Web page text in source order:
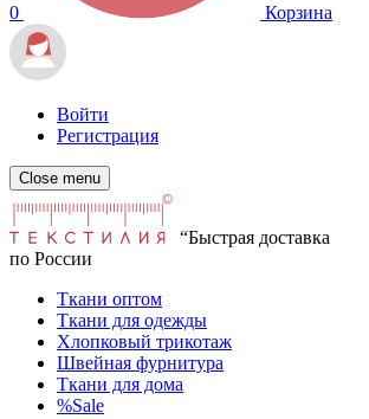
0 Корзина
Войти
Регистрация
Close menu
“Быстрая доставка
по России
Ткани оптом
Ткани для одежды
Хлопковый трикотаж
Швейная фурнитура
Ткани для дома
%Sale